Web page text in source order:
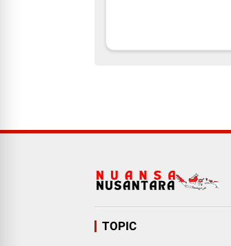
TOPIC